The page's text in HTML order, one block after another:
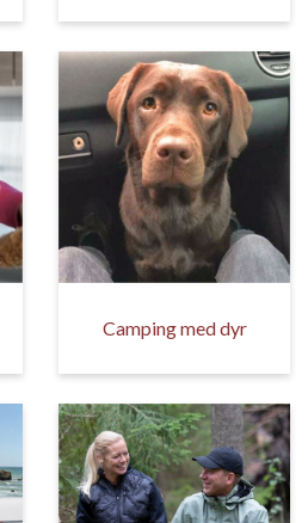
Camping med dyr